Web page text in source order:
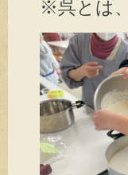
※呉とは